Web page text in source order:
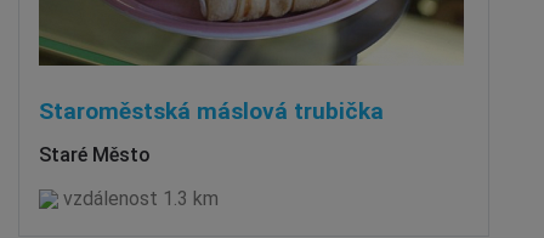
Staroměstská máslová trubička
Staré Město
vzdálenost 1.3 km